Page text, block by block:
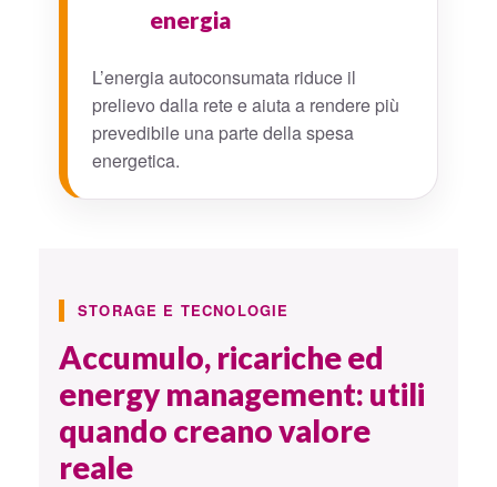
energia
L’energia autoconsumata riduce il
prelievo dalla rete e aiuta a rendere più
prevedibile una parte della spesa
energetica.
STORAGE E TECNOLOGIE
Accumulo, ricariche ed
energy management: utili
quando creano valore
reale